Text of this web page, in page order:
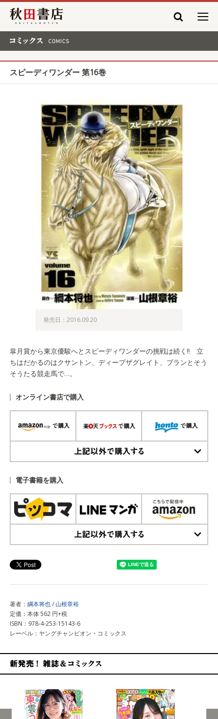
秋田書店
スピーディワンダー 第16巻
発売日：2016.09.20
皐月賞から東京優駿へとスピーディワンダーの挑戦は続く!! 立
ちはだかるのはクサントン、ディープザグレイト、ブランとそう
そうたる競走馬で…。
オンライン書店で購入
電子書籍を購入
著者： 綱本将也/ 山根章裕
定価：本体 562 円+税
ISBN：978-4-253-15143-6
レーベル：ヤングチャンピオン・コミックス